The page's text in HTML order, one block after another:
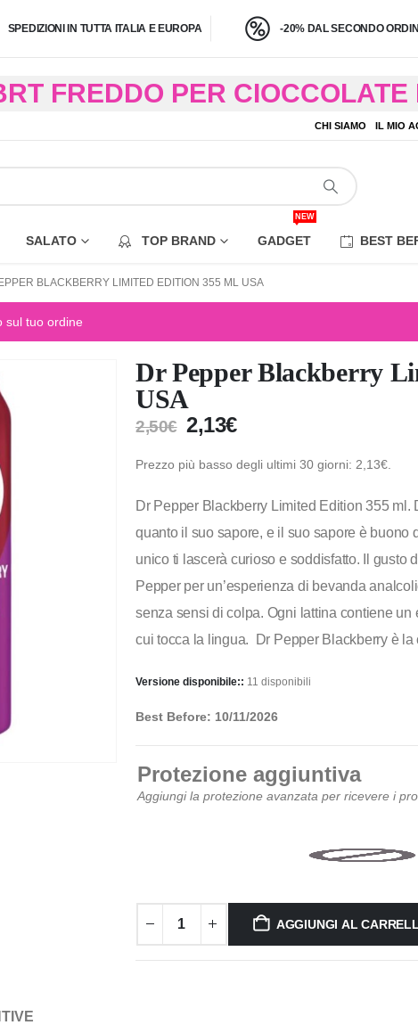
SPEDIZIONI IN TUTTA ITALIA E EUROPA -20% DAL SECONDO
FREDDO PER
A 4,9 KG) – CONSEGNA IN 24/
DI ALCUNE AREE
CHI SIAMO IL MIO
SALATO TOP BRAND GADGET
NEW
BEST
BLACKBERRY LIMITED EDITION 355 ML USA
sul tuo ordine
Dr Pepper Blackberry
USA
2,50€ 2,13€
Prezzo più basso degli ultimi 30 giorni: 2,13€.
Dr Pepper Blackberry Limited Edition 355
quanto il suo sapore, e il suo sapore è buono
unico ti lascerà curioso e soddisfatto. Il gusto
Pepper per un’esperienza di bevanda
senza sensi di colpa. Ogni lattina contiene
cui tocca la lingua. Dr Pepper Blackberry è la
Versione disponibile:: 11 disponibili
Best Before: 10/11/2026
Protezione aggiuntiva
Aggiungi la protezione avanzata per ricevere i
AGGIUNGI AL